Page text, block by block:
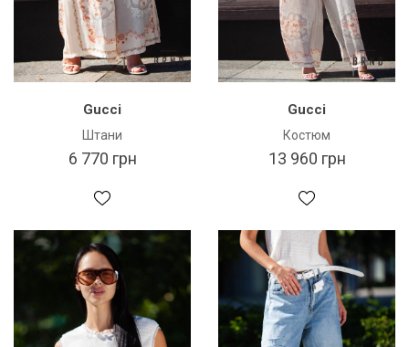
Gucci
Штани
6 770 грн
Gucci
Костюм
13 960 грн